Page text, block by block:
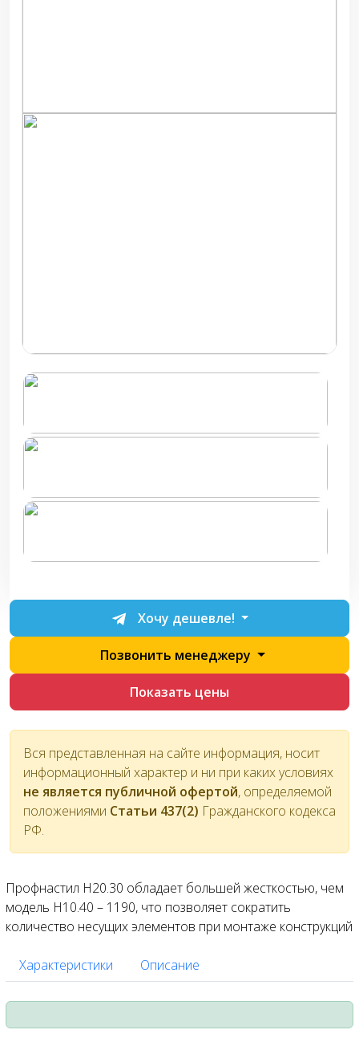
Хочу дешевле!
Позвонить менеджеру
Показать цены
Вся представленная на сайте информация, носит
информационный характер и ни при каких условиях
не является публичной офертой, определяемой
положениями Статьи 437(2) Гражданского кодекса
РФ.
Профнастил Н20.30 обладает большей жесткостью, чем
модель Н10.40 – 1190, что позволяет сократить
количество несущих элементов при монтаже конструкций
Характеристики Описание